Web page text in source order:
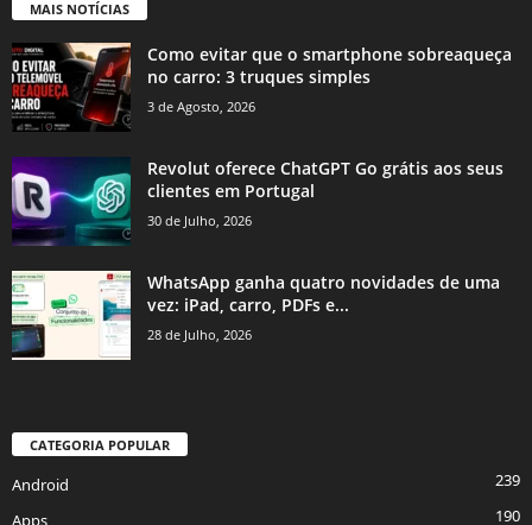
MAIS NOTÍCIAS
Como evitar que o smartphone sobreaqueça
no carro: 3 truques simples
3 de Agosto, 2026
Revolut oferece ChatGPT Go grátis aos seus
clientes em Portugal
30 de Julho, 2026
WhatsApp ganha quatro novidades de uma
vez: iPad, carro, PDFs e...
28 de Julho, 2026
CATEGORIA POPULAR
Android
239
Apps
190